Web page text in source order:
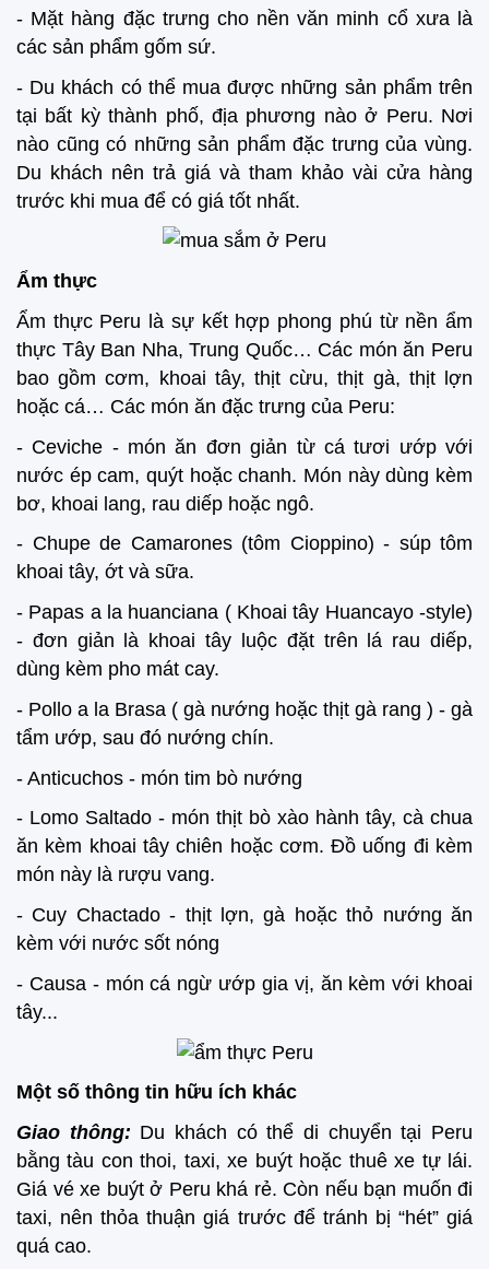
- Mặt hàng đặc trưng cho nền văn minh cổ xưa là
các sản phẩm gốm sứ.
- Du khách có thể mua được những sản phẩm trên
tại bất kỳ thành phố, địa phương nào ở Peru. Nơi
nào cũng có những sản phẩm đặc trưng của vùng.
Du khách nên trả giá và tham khảo vài cửa hàng
trước khi mua để có giá tốt nhất.
Ẩm thực
Ẩm thực Peru là sự kết hợp phong phú từ nền ẩm
thực Tây Ban Nha, Trung Quốc… Các món ăn Peru
bao gồm cơm, khoai tây, thịt cừu, thịt gà, thịt lợn
hoặc cá… Các món ăn đặc trưng của Peru:
- Ceviche - món ăn đơn giản từ cá tươi ướp với
nước ép cam, quýt hoặc chanh. Món này dùng kèm
bơ, khoai lang, rau diếp hoặc ngô.
- Chupe de Camarones (tôm Cioppino) - súp tôm
khoai tây, ớt và sữa.
- Papas a la huanciana ( Khoai tây Huancayo -style)
- đơn giản là khoai tây luộc đặt trên lá rau diếp,
dùng kèm pho mát cay.
- Pollo a la Brasa ( gà nướng hoặc thịt gà rang ) - gà
tẩm ướp, sau đó nướng chín.
- Anticuchos - món tim bò nướng
- Lomo Saltado - món thịt bò xào hành tây, cà chua
ăn kèm khoai tây chiên hoặc cơm. Đồ uống đi kèm
món này là rượu vang.
- Cuy Chactado - thịt lợn, gà hoặc thỏ nướng ăn
kèm với nước sốt nóng
- Causa - món cá ngừ ướp gia vị, ăn kèm với khoai
tây...
Một số thông tin hữu ích khác
Giao thông: Du khách có thể di chuyển tại Peru
bằng tàu con thoi, taxi, xe buýt hoặc thuê xe tự lái.
Giá vé xe buýt ở Peru khá rẻ. Còn nếu bạn muốn đi
taxi, nên thỏa thuận giá trước để tránh bị “hét” giá
quá cao.